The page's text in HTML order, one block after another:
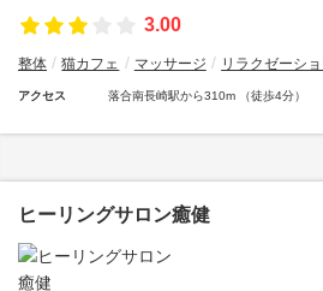
3.00
整体 猫カフェ マッサージ リラクゼーシ
アクセス 落合南長崎駅から310m （徒歩4分）
ヒーリングサロン癒健